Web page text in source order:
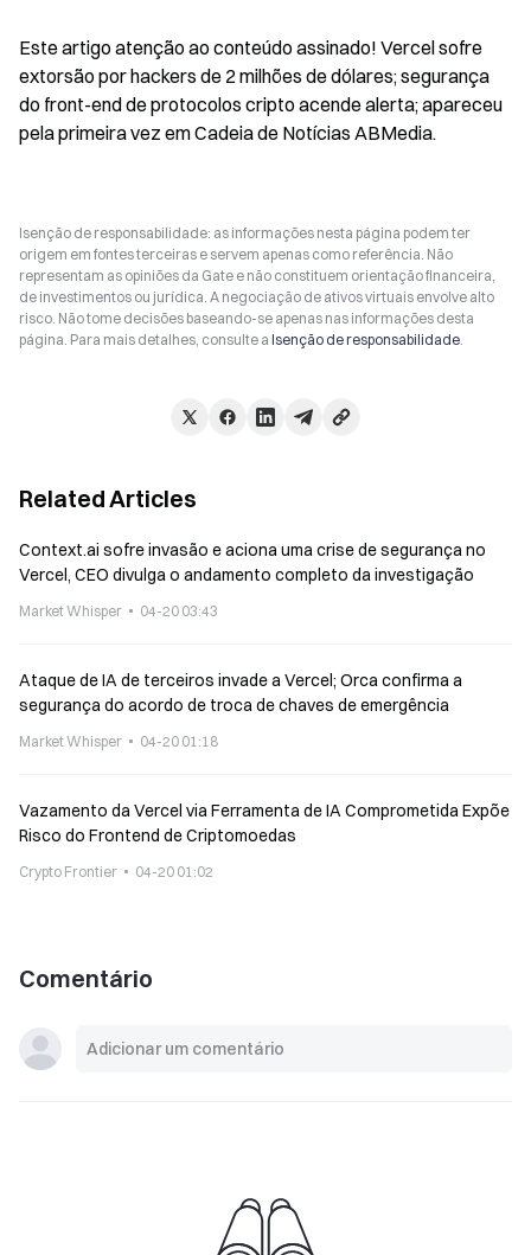
Este artigo atenção ao conteúdo assinado! Vercel sofre
extorsão por hackers de 2 milhões de dólares; segurança
do front-end de protocolos cripto acende alerta; apareceu
pela primeira vez em Cadeia de Notícias ABMedia.
Isenção de responsabilidade: as informações nesta página podem ter
origem em fontes terceiras e servem apenas como referência. Não
representam as opiniões da Gate e não constituem orientação financeira,
de investimentos ou jurídica. A negociação de ativos virtuais envolve alto
risco. Não tome decisões baseando-se apenas nas informações desta
página. Para mais detalhes, consulte a Isenção de responsabilidade.
Related Articles
Context.ai sofre invasão e aciona uma crise de segurança no
Vercel, CEO divulga o andamento completo da investigação
Market Whisper 04-20 03:43
Ataque de IA de terceiros invade a Vercel; Orca confirma a
segurança do acordo de troca de chaves de emergência
Market Whisper 04-20 01:18
Vazamento da Vercel via Ferramenta de IA Comprometida Expõe
Risco do Frontend de Criptomoedas
Crypto Frontier 04-20 01:02
Comentário